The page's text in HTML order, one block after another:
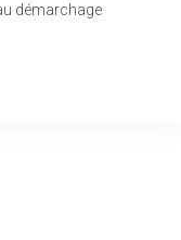
démarchage